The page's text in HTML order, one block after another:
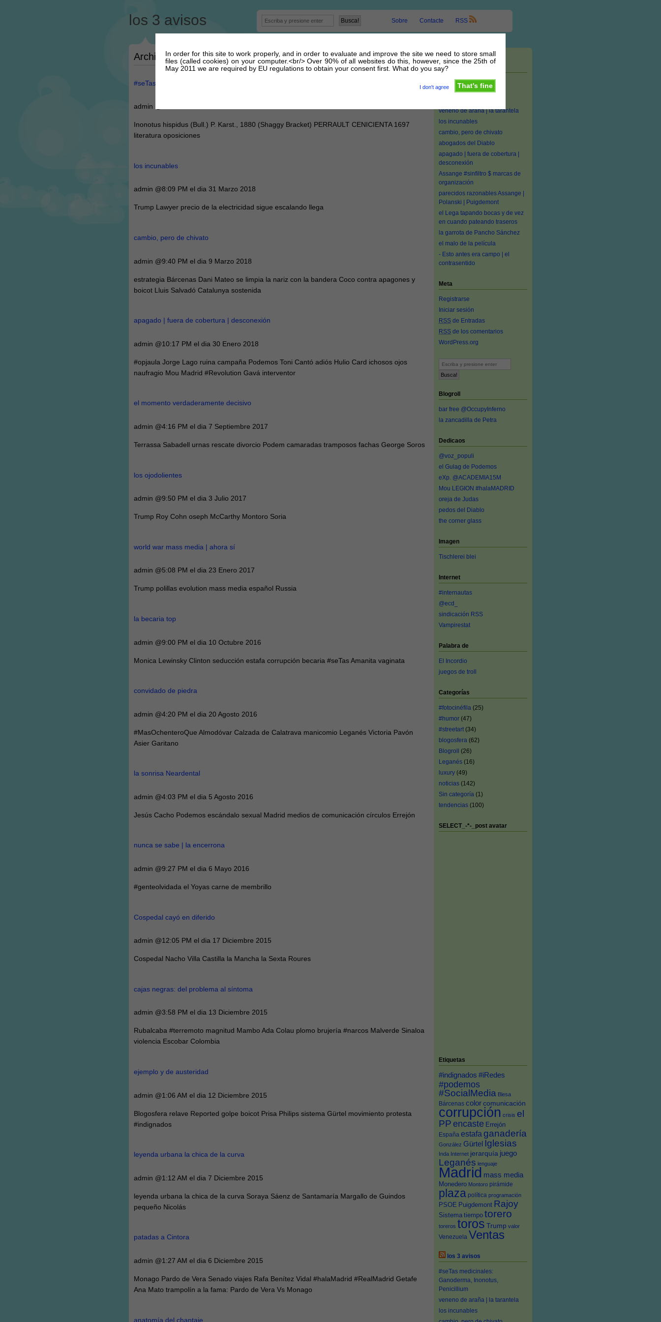
In order for this site to work properly, and in order to evaluate and improve the site we need to store small
files (called cookies) on your computer.<br/> Over 90% of all websites do this, however, since the 25th of
May 2011 we are required by EU regulations to obtain your consent first. What do you say?
That's fine
I don't agree
los 3 avisos Sobre Contacte RSS
Archivos para la categoria ‘luxury’
#seTas medicinales: Ganoderma, Inonotus, Penicillium
admin @9:41 PM el dia 21 Diciembre 2021
Inonotus hispidus (Bull.) P. Karst., 1880 (Shaggy Bracket) PERRAULT CENICIENTA 1697
literatura oposiciones
los incunables
admin @8:09 PM el dia 31 Marzo 2018
Trump Lawyer precio de la electricidad sigue escalando llega
cambio, pero de chivato
admin @9:40 PM el dia 9 Marzo 2018
estrategia Bárcenas Dani Mateo se limpia la nariz con la bandera Coco contra apagones y
boicot Lluis Salvadó Catalunya sostenida
apagado | fuera de cobertura | desconexión
admin @10:17 PM el dia 30 Enero 2018
#opjaula Jorge Lago ruina campaña Podemos Toni Cantó adiós Hulio Card ichosos ojos
naufragio Mou Madrid #Revolution Gavá interventor
el momento verdaderamente decisivo
admin @4:16 PM el dia 7 Septiembre 2017
Terrassa Sabadell urnas rescate divorcio Podem camaradas tramposos fachas George Soros
los ojodolientes
admin @9:50 PM el dia 3 Julio 2017
Trump Roy Cohn oseph McCarthy Montoro Soria
world war mass media | ahora sí
admin @5:08 PM el dia 23 Enero 2017
Trump polillas evolution mass media español Russia
la becaria top
admin @9:00 PM el dia 10 Octubre 2016
Monica Lewinsky Clinton seducción estafa corrupción becaria #seTas Amanita vaginata
convidado de piedra
admin @4:20 PM el dia 20 Agosto 2016
#MasOchenteroQue Almodóvar Calzada de Calatrava manicomio Leganés Victoria Pavón
Asier Garitano
la sonrisa Neardental
admin @4:03 PM el dia 5 Agosto 2016
Jesús Cacho Podemos escándalo sexual Madrid medios de comunicación círculos Errejón
nunca se sabe | la encerrona
admin @9:27 PM el dia 6 Mayo 2016
#genteolvidada el Yoyas carne de membrillo
Cospedal cayó en diferido
admin @12:05 PM el dia 17 Diciembre 2015
Cospedal Nacho Villa Castilla la Mancha la Sexta Roures
cajas negras: del problema al síntoma
admin @3:58 PM el dia 13 Diciembre 2015
Rubalcaba #terremoto magnitud Mambo Ada Colau plomo brujería #narcos Malverde Sinaloa
violencia Escobar Colombia
ejemplo y de austeridad
admin @1:06 AM el dia 12 Diciembre 2015
Blogosfera relave Reported golpe boicot Prisa Philips sistema Gürtel movimiento protesta
#indignados
leyenda urbana la chica de la curva
admin @1:12 AM el dia 7 Diciembre 2015
leyenda urbana la chica de la curva Soraya Sáenz de Santamaría Margallo de Guindos
pequeño Nicolás
patadas a Cintora
admin @1:27 AM el dia 6 Diciembre 2015
Monago Pardo de Vera Senado viajes Rafa Benítez Vidal #halaMadrid #RealMadrid Getafe
Ana Mato trampolín a la fama: Pardo de Vera Vs Monago
anatomía del chantaje
Entradas recientes
#seTas medicinales:
Ganoderma, Inonotus,
veneno de araña | la tarantela
los incunables
cambio, pero de chivato
abogados del Diablo
apagado | fuera de cobertura |
desconexión
Assange #sinfiltro $ marcas de
organización
parecidos razonables Assange |
Polanski | Puigdemont
el Lega tapando bocas y de vez
en cuando pateando traseros
la garrota de Pancho Sánchez
el malo de la película
- Esto antes era campo | el
contrasentido
Meta
Registrarse
Iniciar sesión
RSS de Entradas
RSS de los comentarios
WordPress.org
Blogroll
bar free @OccupyInferno
la zancadilla de Petra
Dedicaos
@voz_populi
el Gulag de Podemos
eXp. @ACADEMIA15M
Mou LEGION #halaMADRID
oreja de Judas
pedos del Diablo
the corner glass
Imagen
Tischlerei blei
Internet
#internautas
@ecd_
sindicación RSS
Vampirestat
Palabra de
El Incordio
juegos de troll
Categorías
#fotocinéfila (25)
#humor (47)
#streetart (34)
blogosfera (62)
Blogroll
(26)
Leganés (16)
luxury (49)
noticias (142)
Sin categoría (1)
tendencias (100)
SELECT_-*-_post avatar
Etiquetas
#indignados #iRedes
#podemos
#SocialMedia Blesa
Bárcenas color comunicación
corrupción crisis el
PP encaste Errejón
España estafa ganadería
González Gürtel Iglesias
Inda Internet jerarquía juego
Leganés lenguaje
Madrid mass media
Monedero Montoro pirámide
plaza política programación
PSOE Puigdemont Rajoy
Sistema tiempo torero
toreros toros Trump valor
Venezuela Ventas
los 3 avisos
#seTas medicinales:
Ganoderma, Inonotus,
Penicillium
veneno de araña | la tarantela
los incunables